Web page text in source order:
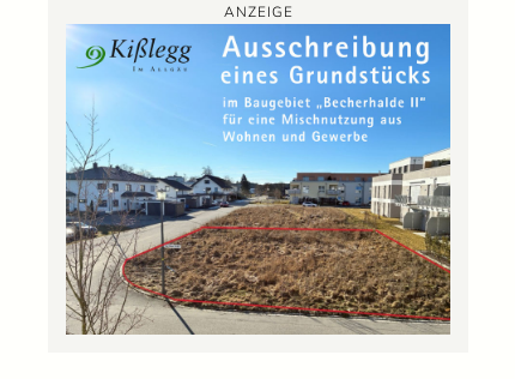
ANZEIGE